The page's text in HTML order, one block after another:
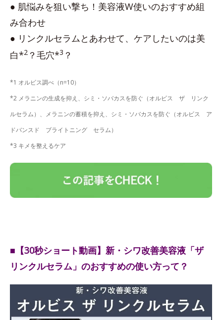
● 肌悩みを狙い撃ち！美容液W使いのおすすめ組
み合わせ
● リンクルセラムとあわせて、ケアしたいのは美
白*2 ？毛穴*3 ？
*1 オルビス調べ（n=10）
*2 メラニンの生成を抑え、シミ・ソバカスを防ぐ（オルビス ザ リンク
ルセラム）、メラニンの蓄積を抑え、シミ・ソバカスを防ぐ（オルビス ア
ドバンスド ブライトニング セラム）
*3 キメを整えるケア
■【30秒ショート動画】新・シワ改善美容液「ザ
リンクルセラム」のおすすめの使い方って？